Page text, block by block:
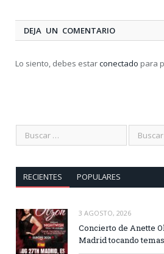
DEJA UN COMENTARIO
Lo siento, debes estarconectado para
RECIENTES POPULARES
3 AGOSTO, 2026
Concierto de Anette
Madrid tocando